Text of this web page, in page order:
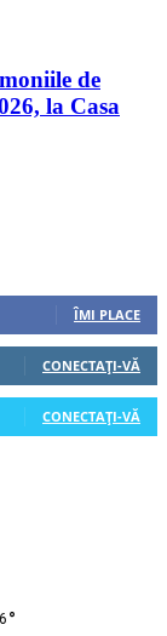
de
la Casa
ÎMI PLACE
CONECTAȚI-VĂ
CONECTAȚI-VĂ
°